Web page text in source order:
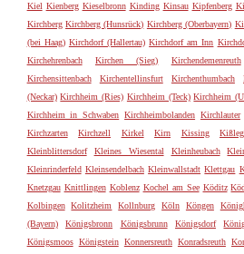
Kiel Kienberg Kieselbronn Kinding Kinsau Kipfenberg
Kirchberg Kirchberg (Hunsrück) Kirchberg (Oberbayern)
(bei Haag) Kirchdorf (Hallertau) Kirchdorf am Inn
Kirchehrenbach
Kirchen (Sieg) Kirchendemenreuth
Kirchensittenbach
Kirchentellinsfurt Kirchenthumbach
(Neckar) Kirchheim (Ries) Kirchheim (Teck) Kirchheim
Kirchheim in Schwaben Kirchheimbolanden Kirchlauter
Kirchzarten
Kirchzell Kirkel Kirn Kissing
Kleinblittersdorf
Kleines Wiesental Kleinheubach
Kleinrinderfeld Kleinsendelbach Kleinwallstadt Klettgau
Knetzgau Knittlingen Koblenz Kochel am See Köditz
Kolbingen
Kolitzheim Kollnburg Köln Köngen
(Bayern)
Königsbronn Königsbrunn Königsdorf
Königsmoos Königstein Konnersreuth Konradsreuth